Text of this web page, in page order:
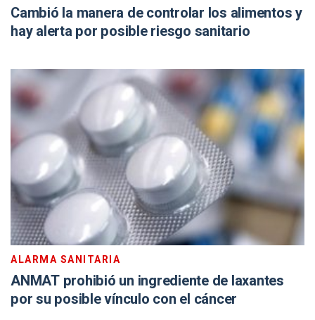
Cambió la manera de controlar los alimentos y
hay alerta por posible riesgo sanitario
ALARMA SANITARIA
ANMAT prohibió un ingrediente de laxantes
por su posible vínculo con el cáncer